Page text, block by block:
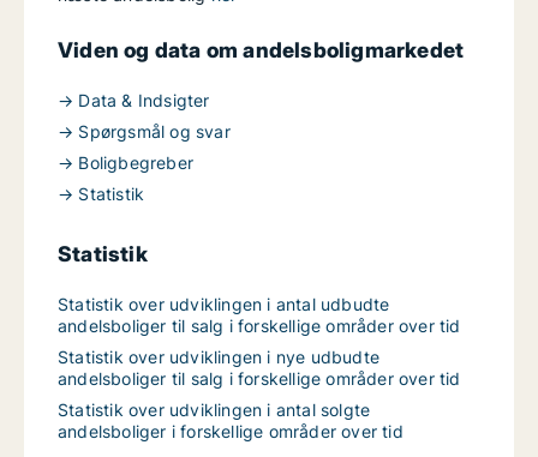
Viden og data om andelsboligmarkedet
→ Data & Indsigter
→ Spørgsmål og svar
→ Boligbegreber
→ Statistik
Statistik
Statistik over udviklingen i antal udbudte
andelsboliger til salg i forskellige områder over tid
Statistik over udviklingen i nye udbudte
andelsboliger til salg i forskellige områder over tid
Statistik over udviklingen i antal solgte
andelsboliger i forskellige områder over tid